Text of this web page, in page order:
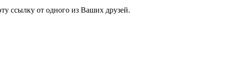
ссылку от одного из Ваших друзей.